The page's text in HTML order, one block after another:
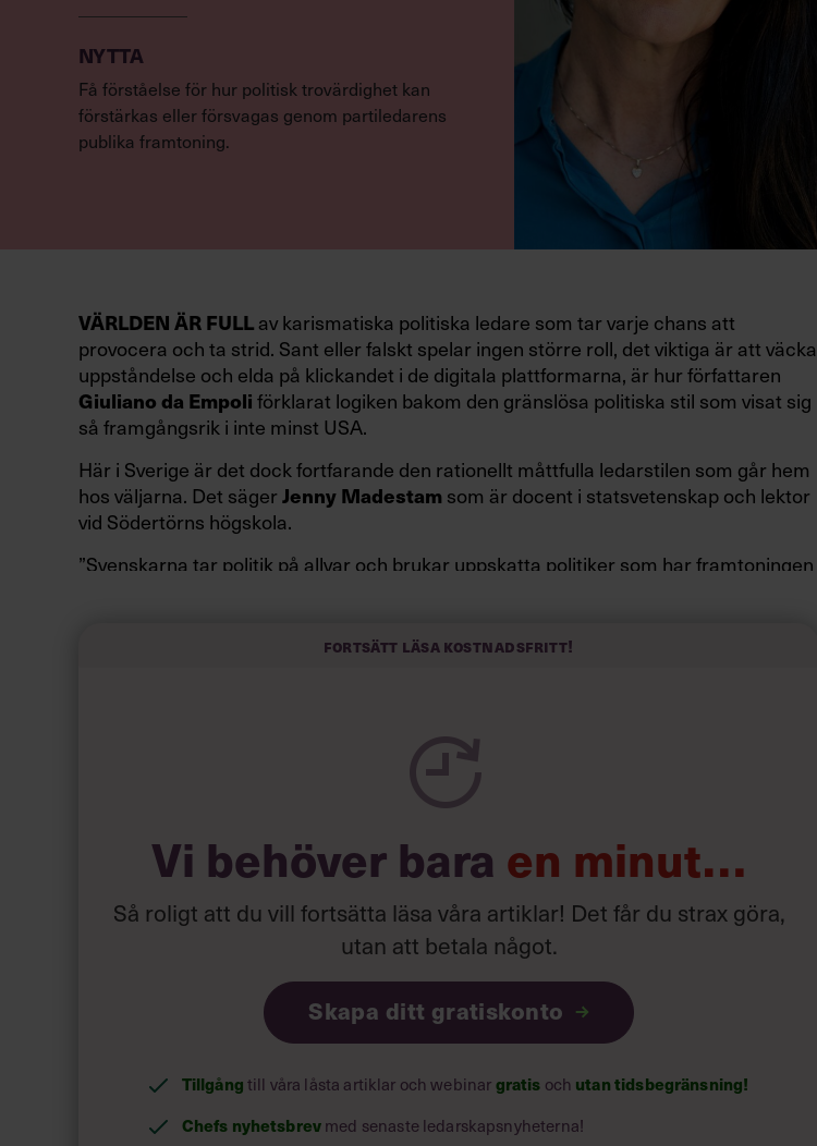
NYTTA
Få förståelse för hur politisk trovärdighet kan
förstärkas eller försvagas genom partiledarens
publika framtoning.
VÄRLDEN ÄR FULL av karismatiska politiska ledare som tar varje chans att
provocera och ta strid. Sant eller falskt spelar ingen större roll, det viktiga är att väcka
uppståndelse och elda på klickandet i de digitala plattformarna, är hur författaren
Giuliano da Empoli förklarat logiken bakom den gränslösa politiska stil som visat sig
så framgångsrik i inte minst USA.
Här i Sverige är det dock fortfarande den rationellt måttfulla ledarstilen som går hem
hos väljarna. Det säger Jenny Madestam som är docent i statsvetenskap och lektor
vid Södertörns högskola.
”Svenskarna tar politik på allvar och brukar uppskatta politiker som har framtoningen
sammanfatta de önskningar som svenskarna för fram i undersökningar.”
Siri Wikander: ”Led som i början av pandemin”
Fortsätt läsa kostnadsfritt!
Vi behöver bara en minut…
Så roligt att du vill fortsätta läsa våra artiklar! Det får du strax göra,
utan att betala något.
Skapa ditt gratiskonto
Tillgångtill våra låsta artiklar och webinargratis och utan tidsbegränsning!
Chefs nyhetsbrevmed senaste ledarskapsnyheterna!